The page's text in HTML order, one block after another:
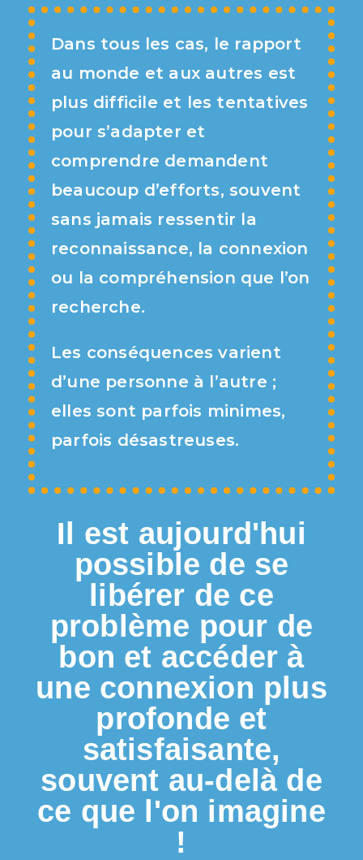
Dans tous les cas, le rapport
au monde et aux autres est
plus difficile et les tentatives
pour s’adapter et
comprendre demandent
beaucoup d’efforts, souvent
sans jamais ressentir la
reconnaissance, la connexion
ou la compréhension que l’on
recherche.
Les conséquences varient
d’une personne à l’autre ;
elles sont parfois minimes,
parfois désastreuses.
Il est aujourd'hui
possible de se
libérer de ce
problème pour de
bon et accéder à
une connexion plus
profonde et
satisfaisante,
souvent au-delà de
ce que l'on imagine
!